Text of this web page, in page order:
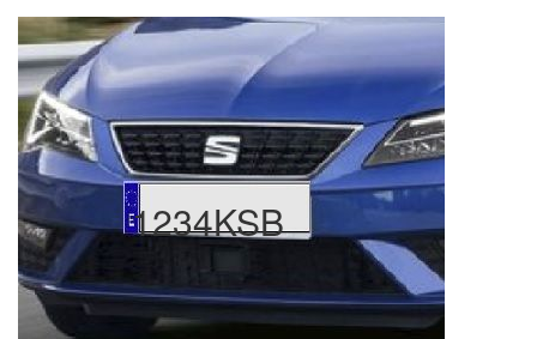
1234KSB